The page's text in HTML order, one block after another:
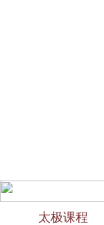
太极课程